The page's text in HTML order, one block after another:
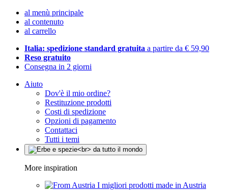
al menù principale
al contenuto
al carrello
Italia: spedizione standard gratuita a partire da € 59,90
Reso gratuito
Consegna in 2 giorni
Aiuto
Dov'è il mio ordine?
Restituzione prodotti
Costi di spedizione
Opzioni di pagamento
Contattaci
Tutti i temi
More inspiration
I migliori prodotti made in Austria